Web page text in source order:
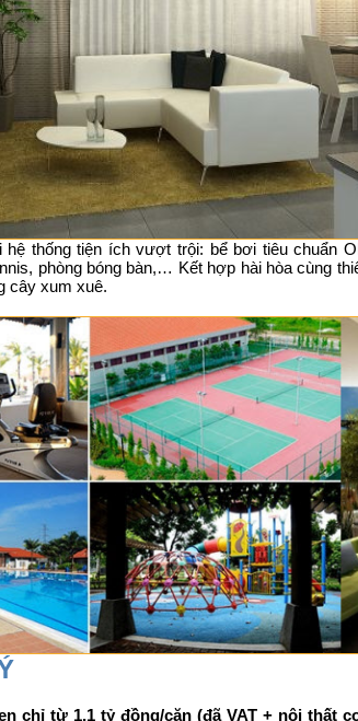
thống tiện ích vượt trội: bể bơi tiêu chuẩn
phòng bóng bàn,… Kết hợp hài hòa cùng
cây xum xuê.
chỉ từ 1,1 tỷ đồng/căn (đã VAT + nội thất